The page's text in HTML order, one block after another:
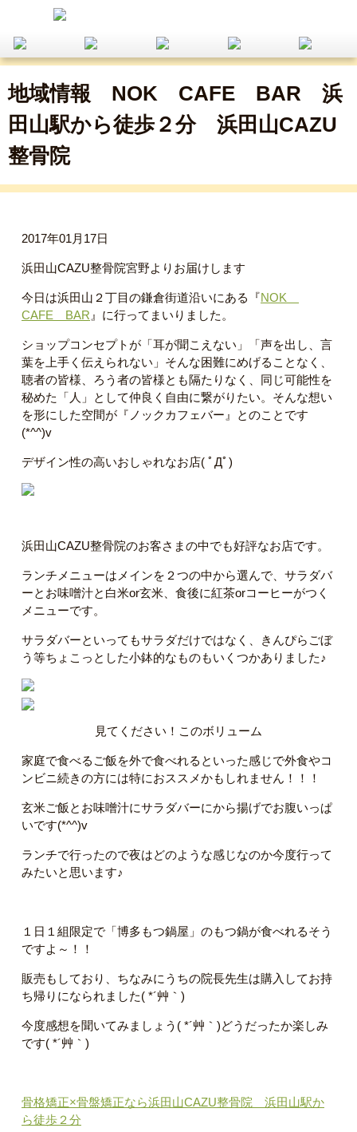
地域情報 NOK CAFE BAR 浜
田山駅から徒歩２分 浜田山CAZU
整骨院
2017年01月17日
浜田山CAZU整骨院宮野よりお届けします
今日は浜田山２丁目の鎌倉街道沿いにある『NOK
CAFE BAR 』に行ってまいりました。
ショップコンセプトが「耳が聞こえない」「声を出し、言
葉を上手く伝えられない」そんな困難にめげることなく、
聴者の皆様、ろう者の皆様とも隔たりなく、同じ可能性を
秘めた「人」として仲良く自由に繋がりたい。そんな想い
を形にした空間が『ノックカフェバー』とのことです
(*^^)v
デザイン性の高いおしゃれなお店( ﾟДﾟ)
浜田山CAZU整骨院のお客さまの中でも好評なお店です。
ランチメニューはメインを２つの中から選んで、サラダバ
ーとお味噌汁と白米or玄米、食後に紅茶orコーヒーがつく
メニューです。
サラダバーといってもサラダだけではなく、きんぴらごぼ
う等ちょこっとした小鉢的なものもいくつかありました♪
見てください！このボリューム
家庭で食べるご飯を外で食べれるといった感じで外食やコ
ンビニ続きの方には特におススメかもしれません！！！
玄米ご飯とお味噌汁にサラダバーにから揚げでお腹いっぱ
いです(*^^)v
ランチで行ったので夜はどのような感じなのか今度行って
みたいと思います♪
１日１組限定で「博多もつ鍋屋」のもつ鍋が食べれるそう
ですよ～！！
販売もしており、ちなみにうちの院長先生は購入してお持
ち帰りになられました( *´艸｀)
今度感想を聞いてみましょう( *´艸｀)どうだったか楽しみ
です( *´艸｀)
骨格矯正×骨盤矯正なら浜田山CAZU整骨院 浜田山駅か
ら徒歩２分